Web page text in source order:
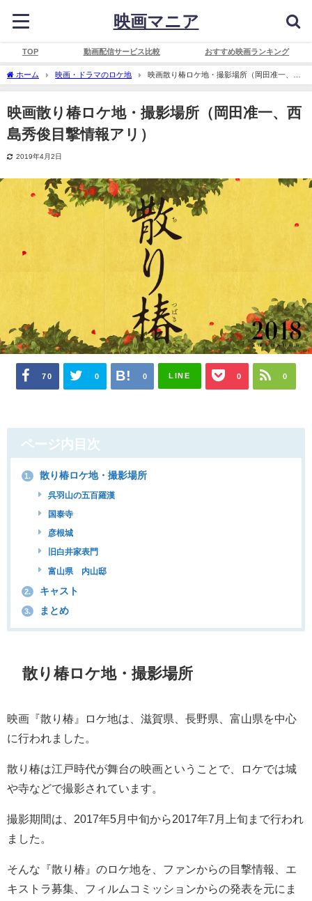
映画マニア
TOP 動画配信サービス比較 おすすめ映画ランキング
ホーム 映画・ドラマのロケ地
映画散り椿ロケ地・撮影場所（岡田准一、西
島秀俊目撃情報アリ）
映画散り椿ロケ地・撮影場所（岡田准一、西
島秀俊目撃情報アリ）
2019年4月2日
70 0 0 LINE 0 0
ページ内目次
1. 散り椿ロケ地・撮影場所
呉羽山の五百羅漢
国泰寺
彦根城
旧白井家表門
富山県 内山邸
2. キャスト
3. まとめ
散り椿ロケ地・撮影場所
映画『散り椿』ロケ地は、滋賀県、長野県、富山県を中心
に行われました。
散り椿は江戸時代が舞台の映画ということで、ロケでは城
や寺などで撮影されています。
撮影期間は、2017年5月中旬から2017年7月上旬まで行われ
ました。
そんな『散り椿』のロケ地を、ファンからの目撃情報、エ
キストラ募集、フィルムコミッションからの発表を元にま